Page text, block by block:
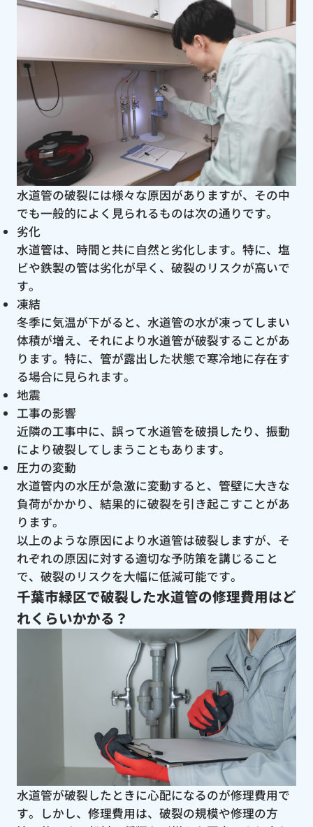
水道管の破裂には様々な原因がありますが、その中
でも一般的によく見られるものは次の通りです。
劣化
水道管は、時間と共に自然と劣化します。特に、塩
ビや鉄製の管は劣化が早く、破裂のリスクが高いで
す。
凍結
冬季に気温が下がると、水道管の水が凍ってしまい
体積が増え、それにより水道管が破裂することがあ
ります。特に、管が露出した状態で寒冷地に存在す
る場合に見られます。
地震
工事の影響
近隣の工事中に、誤って水道管を破損したり、振動
により破裂してしまうこともあります。
圧力の変動
水道管内の水圧が急激に変動すると、管壁に大きな
負荷がかかり、結果的に破裂を引き起こすことがあ
ります。
以上のような原因により水道管は破裂しますが、そ
れぞれの原因に対する適切な予防策を講じること
で、破裂のリスクを大幅に低減可能です。
千葉市緑区で破裂した水道管の修理費用はど
れくらいかかる？
水道管が破裂したときに心配になるのが修理費用で
す。しかし、修理費用は、破裂の規模や修理の方